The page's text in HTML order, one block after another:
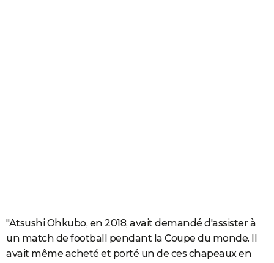
"Atsushi Ohkubo, en 2018, avait demandé d'assister à
un match de football pendant la Coupe du monde. Il
avait même acheté et porté un de ces chapeaux en